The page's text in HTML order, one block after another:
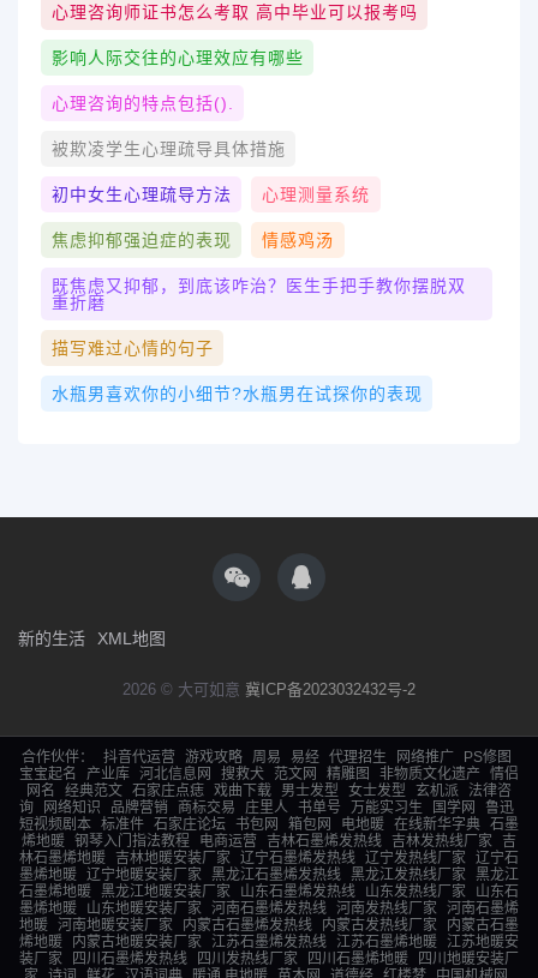
心理咨询师证书怎么考取 高中毕业可以报考吗
影响人际交往的心理效应有哪些
心理咨询的特点包括().
被欺凌学生心理疏导具体措施
初中女生心理疏导方法 心理测量系统
焦虑抑郁强迫症的表现 情感鸡汤
既焦虑又抑郁，到底该咋治？医生手把手教你摆脱双
重折磨
描写难过心情的句子
水瓶男喜欢你的小细节?水瓶男在试探你的表现
新的生活 XML地图
2026 © 大可如意 冀ICP备2023032432号-2
合作伙伴： 抖音代运营 游戏攻略 周易 易经 代理招生 网络推广
PS修图
宝宝起名
产业库 河北信息网 搜救犬 范文网 精雕图 非物质文化遗产
情侣
网名
经典范文 石家庄点痣 戏曲下载 男士发型 女士发型 玄机派
法律咨
询
网络知识 品牌营销 商标交易 庄里人 书单号 万能实习生 国学网
鲁迅
短视频剧本 标准件 石家庄论坛 书包网 箱包网 电地暖 在线新华字典 石墨
烯地暖 钢琴入门指法教程 电商运营 吉林石墨烯发热线 吉林发热线厂家
吉
林石墨烯地暖
吉林地暖安装厂家 辽宁石墨烯发热线 辽宁发热线厂家
辽宁石
墨烯地暖 辽宁地暖安装厂家 黑龙江石墨烯发热线 黑龙江发热线厂家
黑龙江
石墨烯地暖 黑龙江地暖安装厂家 山东石墨烯发热线 山东发热线厂家
山东石
墨烯地暖
山东地暖安装厂家 河南石墨烯发热线 河南发热线厂家
河南石墨烯
地暖 河南地暖安装厂家 内蒙古石墨烯发热线 内蒙古发热线厂家
内蒙古石墨
烯地暖
内蒙古地暖安装厂家 江苏石墨烯发热线 江苏石墨烯地暖
江苏地暖安
装厂家
四川石墨烯发热线 四川发热线厂家 四川石墨烯地暖
四川地暖安装厂